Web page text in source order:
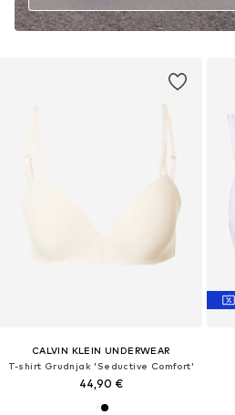
CALVIN KLEIN UNDERWEAR
T-shirt Grudnjak 'Seductive Comfort'
44,90 €